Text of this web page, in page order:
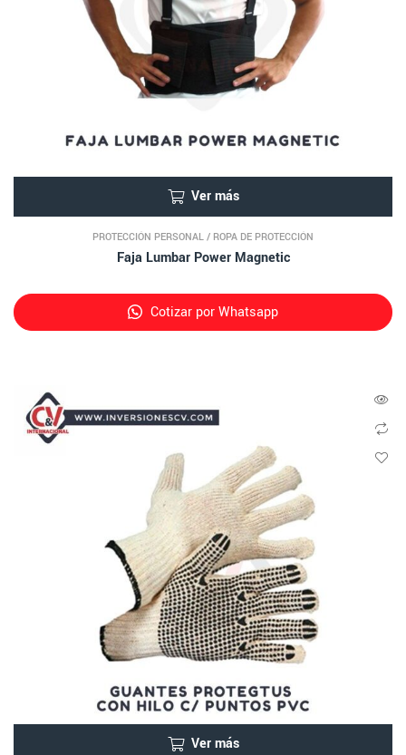
Ver más
PROTECCIÓN PERSONAL / ROPA DE PROTECCIÓN
Faja Lumbar Power Magnetic
Cotizar por Whatsapp
Ver más